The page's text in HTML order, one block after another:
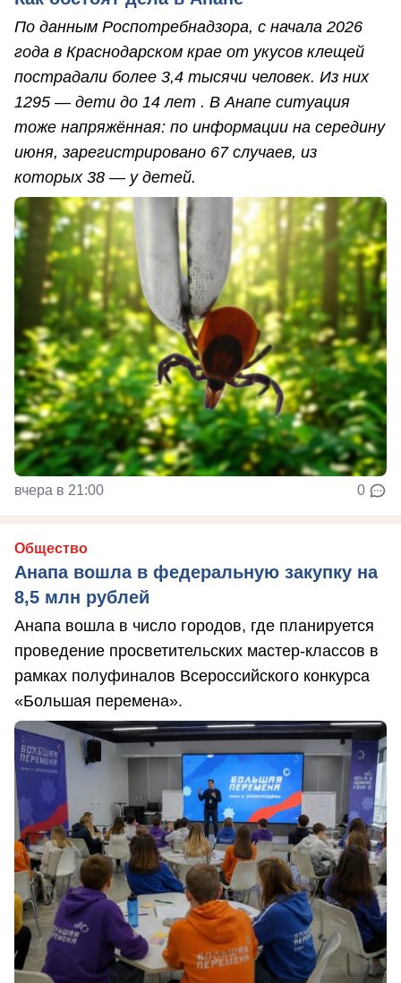
По данным Роспотребнадзора, с начала 2026
года в Краснодарском крае от укусов клещей
пострадали более 3,4 тысячи человек. Из них
1295 — дети до 14 лет . В Анапе ситуация
тоже напряжённая: по информации на середину
июня, зарегистрировано 67 случаев, из
которых 38 — у детей.
вчера в 21:00 0
Общество
Анапа вошла в федеральную закупку на
8,5 млн рублей
Анапа вошла в число городов, где планируется
проведение просветительских мастер-классов в
рамках полуфиналов Всероссийского конкурса
«Большая перемена».